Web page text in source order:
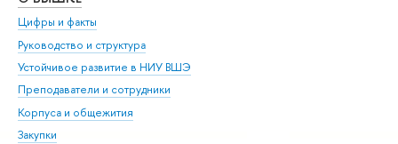
Цифры и факты
Руководство и структура
Устойчивое развитие в НИУ ВШЭ
Преподаватели и сотрудники
Корпуса и общежития
Закупки